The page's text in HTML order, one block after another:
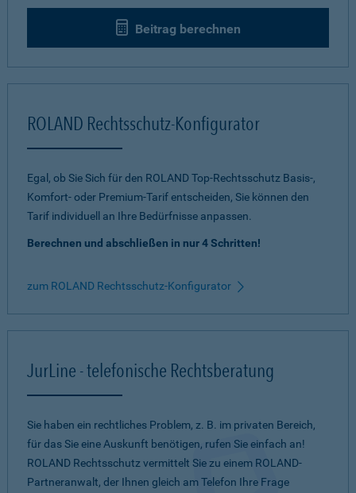
Beitrag berechnen
ROLAND Rechtsschutz-Konfigurator
Egal, ob Sie Sich für den ROLAND Top-Rechtsschutz Basis-,
Komfort- oder Premium-Tarif entscheiden, Sie können den
Tarif individuell an Ihre Bedürfnisse anpassen.
Berechnen und abschließen in nur 4 Schritten!
zum ROLAND Rechtsschutz-Konfigurator
JurLine - telefonische Rechtsberatung
Sie haben ein rechtliches Problem, z. B. im privaten Bereich,
für das Sie eine Auskunft benötigen, rufen Sie einfach an!
ROLAND Rechtsschutz vermittelt Sie zu einem ROLAND-
Partneranwalt, der Ihnen gleich am Telefon Ihre Frage